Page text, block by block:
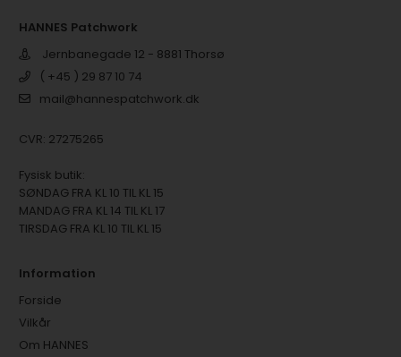
HANNES Patchwork
Jernbanegade 12 - 8881 Thorsø
( +45 ) 29 87 10 74
mail@hannespatchwork.dk
CVR: 27275265
Fysisk butik:
SØNDAG FRA KL 10 TIL KL 15
MANDAG FRA KL 14 TIL KL 17
TIRSDAG FRA KL 10 TIL KL 15
Information
Forside
Vilkår
Om HANNES